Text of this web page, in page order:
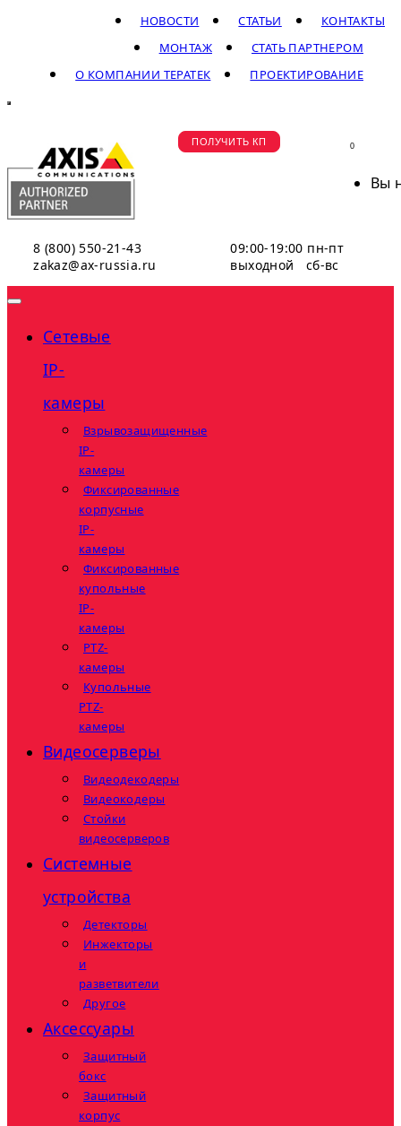
КОНТАКТЫ
СТАТЬИ
НОВОСТИ
СТАТЬ ПАРТНЕРОМ
МОНТАЖ
ПРОЕКТИРОВАНИЕ
О КОМПАНИИ ТЕРАТЕК
8 (800) 550-21-43
zakaz@ax-russia.ru
09:00-19:00 пн-пт
выходной сб-вс
ПОЛУЧИТЬ КП 0
Вы
Сетевые
IP-
камеры
Взрывозащищенные
IP-
камеры
Фиксированные
корпусные
IP-
камеры
Фиксированные
купольные
IP-
камеры
PTZ-
камеры
Купольные
PTZ-
камеры
Видеосерверы
Видеодекодеры
Видеокодеры
Стойки
видеосерверов
Системные
устройства
Детекторы
Инжекторы
и
разветвители
Другое
Аксессуары
Защитный
бокс
Защитный
корпус